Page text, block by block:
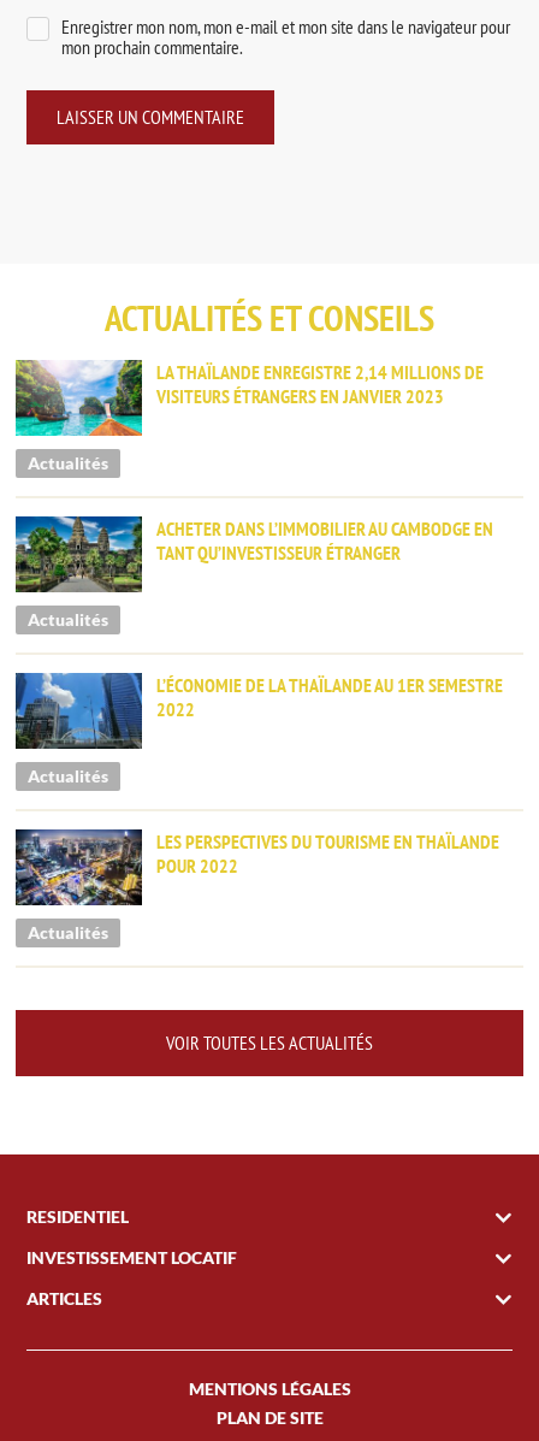
Enregistrer mon nom, mon e-mail et mon site dans le navigateur pour
mon prochain commentaire.
ACTUALITÉS ET CONSEILS
LA THAÏLANDE ENREGISTRE 2,14 MILLIONS DE
VISITEURS ÉTRANGERS EN JANVIER 2023
Actualités
ACHETER DANS L’IMMOBILIER AU CAMBODGE EN
TANT QU’INVESTISSEUR ÉTRANGER
Actualités
L’ÉCONOMIE DE LA THAÏLANDE AU 1ER SEMESTRE
2022
Actualités
LES PERSPECTIVES DU TOURISME EN THAÏLANDE
POUR 2022
Actualités
VOIR TOUTES LES ACTUALITÉS
RESIDENTIEL
INVESTISSEMENT LOCATIF
ARTICLES
MENTIONS LÉGALES
PLAN DE SITE